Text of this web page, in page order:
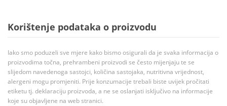
Korištenje podataka o proizvodu
Iako smo poduzeli sve mjere kako bismo osigurali da je svaka informacija o
proizvodima točna, prehrambeni proizvodi se često mijenjaju te se
slijedom navedenoga sastojci, količina sastojaka, nutritivna vrijednost,
alergeni mogu promjeniti. Prije konzumacije trebali biste uvijek pročitati
etiketu tj. deklaraciju proizvoda, a ne se oslanjati isključivo na informacije
koje su objavljene na web stranici.